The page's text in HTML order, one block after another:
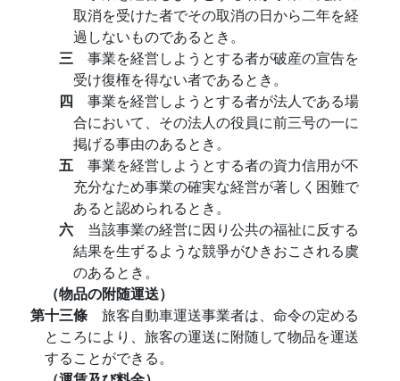
取消を受けた者でその取消の日から二年を経
過しないものであるとき。
三 事業を経営しようとする者が破産の宣告を
受け復権を得ない者であるとき。
四 事業を経営しようとする者が法人である場
合において、その法人の役員に前三号の一に
掲げる事由のあるとき。
五 事業を経営しようとする者の資力信用が不
充分なため事業の確実な経営が著しく困難で
あると認められるとき。
六 当該事業の経営に因り公共の福祉に反する
結果を生ずるような競爭がひきおこされる虞
のあるとき。
（物品の附随運送）
第十三條 旅客自動車運送事業者は、命令の定める
ところにより、旅客の運送に附随して物品を運送
することができる。